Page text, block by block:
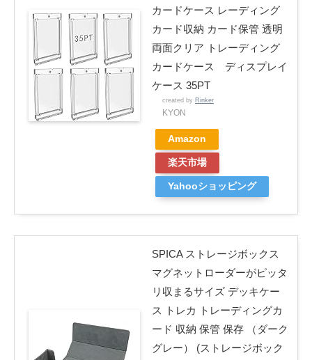
カードケース レーディング
カード収納 カード保管 透明
両面クリア トレーディング
カードケース ディスプレイ
ケース 35PT
created by Rinker
KYON
Amazon
楽天市場
Yahooショッピング
SPICA ストレージボックス
マグネットローダーがピッタ
リ収まるサイズ デッキケー
ス トレカ トレーディングカ
ード 収納 保管 保存 （ダーク
グレー） (ストレージボック